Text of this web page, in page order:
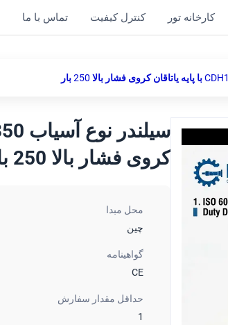
کارخانه تور کنترل کیفیت تماس با ما
کروی فشار بالا 250 بار
محل مبدا
چین
گواهینامه
CE
حداقل مقدار سفارش
1